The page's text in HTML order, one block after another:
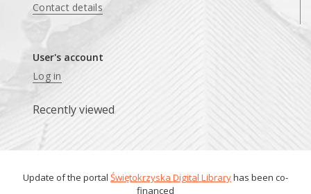
Contact details
User's account
Log in
Recently viewed
Update of the portal Świętokrzyska Digital Libraryhas been co-
financed